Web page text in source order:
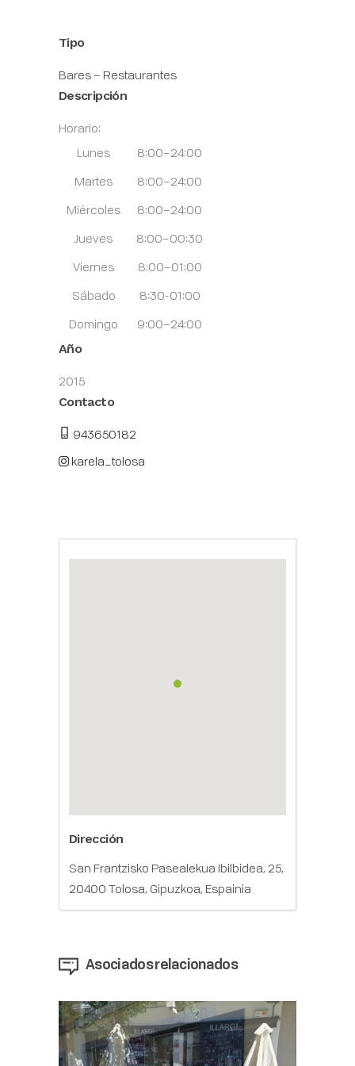
Tipo
Bares – Restaurantes
Descripción
Horario:
Lunes
8:00–24:00
Martes
8:00–24:00
Miércoles
8:00–24:00
Jueves
8:00–00:30
Viernes
8:00–01:00
Sábado
8:30-01:00
Domingo
9:00–24:00
Año
2015
Contacto
943650182
karela_tolosa
Dirección
San Frantzisko Pasealekua Ibilbidea, 25,
20400 Tolosa, Gipuzkoa, Espainia
Asociados relacionados